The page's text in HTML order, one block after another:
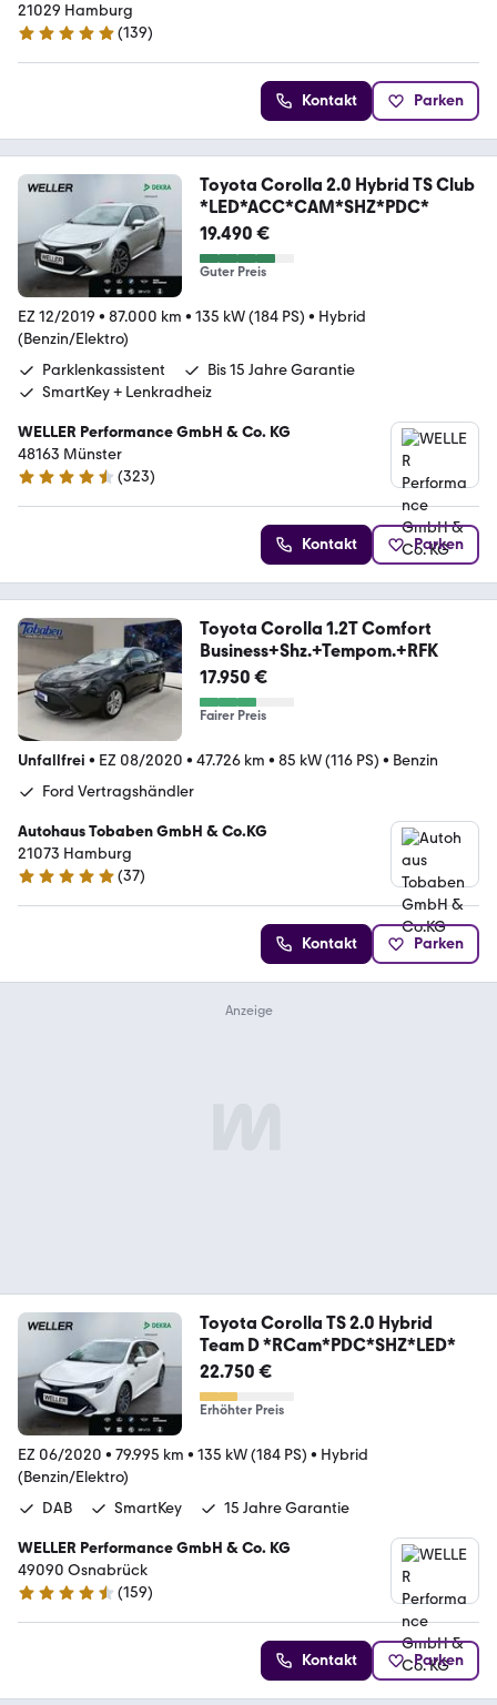
21029 Hamburg
5 Sterne
(139)
Kontakt Parken
Toyota Corolla 2.0 Hybrid TS Club
*LED*ACC*CAM*SHZ*PDC*
19.490 €
Guter Preis
EZ 12/2019 • 87.000 km • 135 kW (184 PS) • Hybrid
(Benzin/Elektro)
Parklenkassistent
Bis 15 Jahre Garantie
SmartKey + Lenkradheiz
WELLER Performance GmbH & Co. KG
48163 Münster
4.3 Sterne
(323)
Kontakt Parken
Toyota Corolla 1.2T Comfort
Business+Shz.+Tempom.+RFK
17.950 €
Fairer Preis
Unfallfrei • EZ 08/2020 • 47.726 km • 85 kW (116 PS) • Benzin
Ford Vertragshändler
Autohaus Tobaben GmbH & Co.KG
21073 Hamburg
4.9 Sterne
(37)
Kontakt Parken
Toyota Corolla TS 2.0 Hybrid
Team D *RCam*PDC*SHZ*LED*
22.750 €
Erhöhter Preis
EZ 06/2020 • 79.995 km • 135 kW (184 PS) • Hybrid
(Benzin/Elektro)
DAB
SmartKey 15 Jahre Garantie
WELLER Performance GmbH & Co. KG
49090 Osnabrück
4.5 Sterne
(159)
Kontakt Parken